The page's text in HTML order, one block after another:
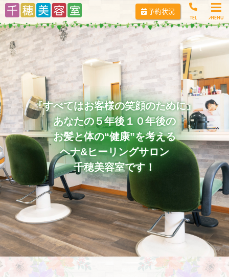
コ
ン
テ
ン
ツ
へ
ス
キ
ッ
プ
予約状況
TEL
『すべてはお客様の笑顔のために』
あなたの５年後１０年後の
お髪と体の“健康”を考える
ヘナ&ヒーリングサロン
千穂美容室です！